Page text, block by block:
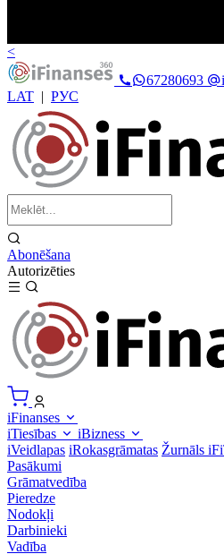
<
67280693
LAT | РУС
Abonēšana
Autorizēties
iFinanses
iTiesības
iBizness
iVeidlapas iRokasgrāmatas Žurnāls
Pasākumi
Grāmatvedība
Pieredze
Nodokļi
Darbinieki
Vadība